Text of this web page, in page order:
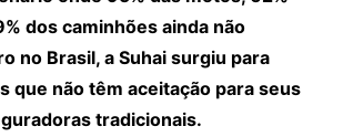
dos caminhões ainda não
no Brasil, a Suhai surgiu para
que não têm aceitação para seus
tradicionais.